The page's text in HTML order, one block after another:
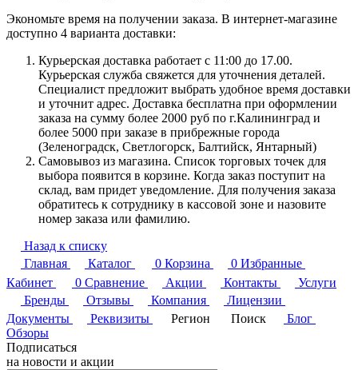
Экономьте время на получении заказа. В интернет-магазине
доступно 4 варианта доставки:
Курьерская доставка работает с 11:00 до 17.00.
Курьерская служба свяжется для уточнения деталей.
Специалист предложит выбрать удобное время доставки
и уточнит адрес. Доставка бесплатна при оформлении
заказа на сумму более 2000 руб по г.Калининград и
более 5000 при заказе в прибрежные города
(Зеленоградск, Светлогорск, Балтийск, Янтарный)
Самовывоз из магазина. Список торговых точек для
выбора появится в корзине. Когда заказ поступит на
склад, вам придет уведомление. Для получения заказа
обратитесь к сотруднику в кассовой зоне и назовите
номер заказа или фамилию.
Назад к списку
Главная
Каталог 0 Корзина 0 Избранные
Кабинет
0 Сравнение Акции Контакты
Услуги
Бренды
Отзывы Компания
Лицензии
Документы
Реквизиты Регион Поиск
Блог
Обзоры
Подписаться
на новости и акции